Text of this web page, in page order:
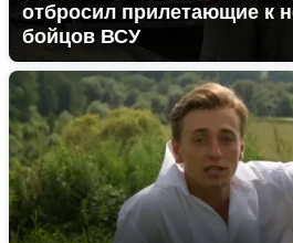
отбросил прилетающие к
бойцов ВСУ